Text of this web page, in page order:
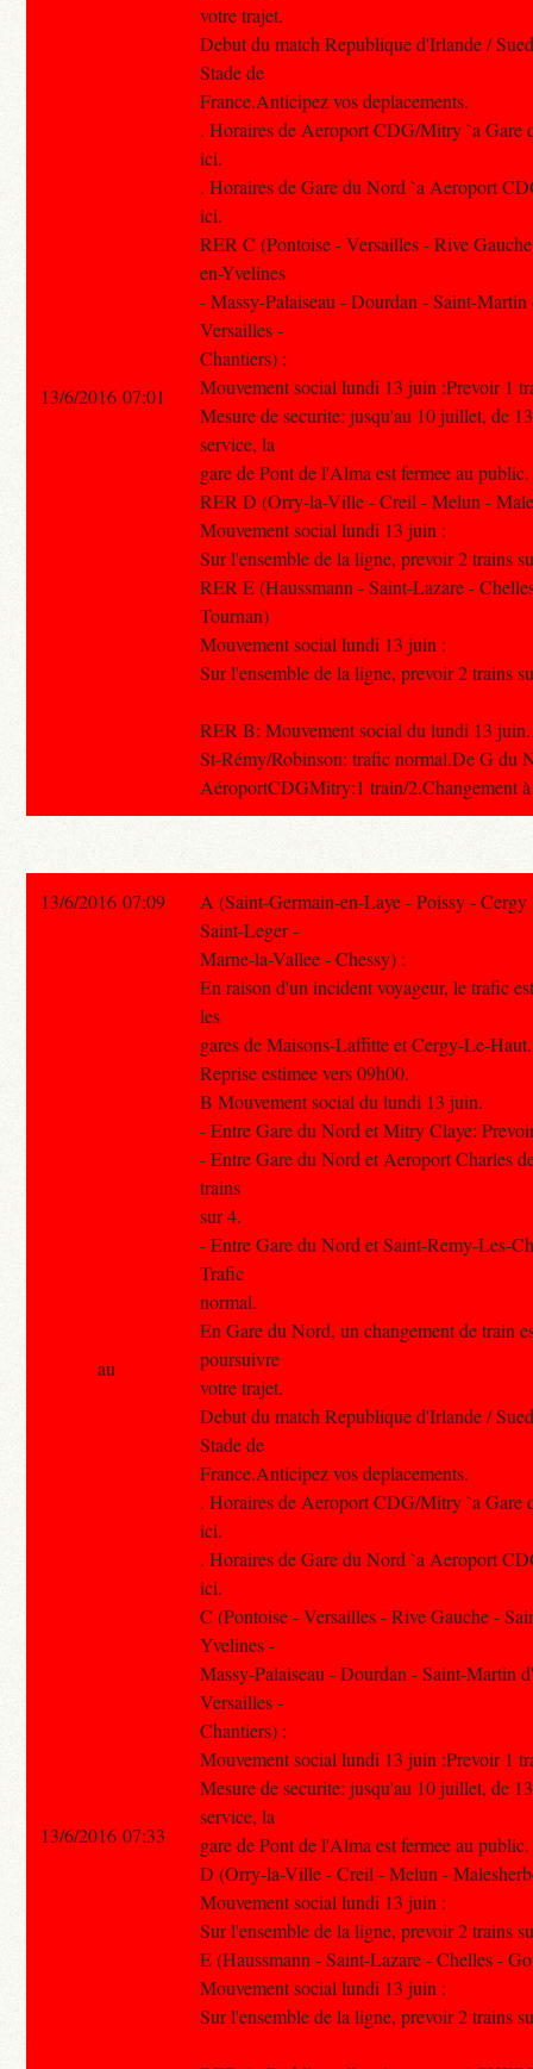
votre trajet.
Debut du match Republique d'Irlande /
Stade de
France.Anticipez vos deplacements.
. Horaires de Aeroport CDG/Mitry `a Gare
ici.
. Horaires de Gare du Nord `a Aeroport
ici.
RER C (Pontoise - Versailles - Rive
en-Yvelines
- Massy-Palaiseau - Dourdan - Saint-Martin
Versailles -
Chantiers) :
Mouvement social lundi 13 juin :Prevoir 1
Mesure de securite: jusqu'au 10 juillet, de
service, la
gare de Pont de l'Alma est fermee au public.
RER D (Orry-la-Ville - Creil - Melun -
Mouvement social lundi 13 juin :
Sur l'ensemble de la ligne, prevoir 2 trains
RER E (Haussmann - Saint-Lazare -
Tournan)
Mouvement social lundi 13 juin :
Sur l'ensemble de la ligne, prevoir 2 trains
RER B: Mouvement social du lundi 13
St-Rémy/Robinson: trafic normal.De G du
AéroportCDGMitry:1 train/2.Changement
13/6/2016 07:01
13/6/2016 07:09
A (Saint-Germain-en-Laye - Poissy -
Saint-Leger -
Marne-la-Vallee - Chessy) :
En raison d'un incident voyageur, le trafic
les
gares de Maisons-Laffitte et Cergy-Le-Haut.
Reprise estimee vers 09h00.
B Mouvement social du lundi 13 juin.
- Entre Gare du Nord et Mitry Claye:
- Entre Gare du Nord et Aeroport Charles
trains
sur 4.
- Entre Gare du Nord et Saint-Remy-Les-
Trafic
normal.
En Gare du Nord, un changement de train
poursuivre
votre trajet.
Debut du match Republique d'Irlande /
Stade de
France.Anticipez vos deplacements.
. Horaires de Aeroport CDG/Mitry `a Gare
ici.
. Horaires de Gare du Nord `a Aeroport
ici.
C (Pontoise - Versailles - Rive Gauche -
Yvelines -
Massy-Palaiseau - Dourdan - Saint-Martin
Versailles -
Chantiers) :
Mouvement social lundi 13 juin :Prevoir 1
Mesure de securite: jusqu'au 10 juillet, de
service, la
gare de Pont de l'Alma est fermee au public.
D (Orry-la-Ville - Creil - Melun -
Mouvement social lundi 13 juin :
Sur l'ensemble de la ligne, prevoir 2 trains
E (Haussmann - Saint-Lazare - Chelles -
Mouvement social lundi 13 juin :
Sur l'ensemble de la ligne, prevoir 2 trains
au
13/6/2016 07:33